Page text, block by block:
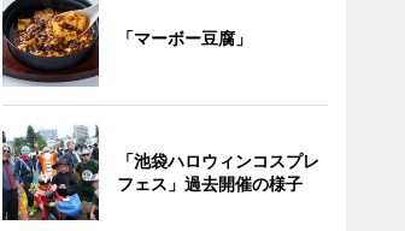
「マーボー豆腐」
「池袋ハロウィンコスプレ
フェス」過去開催の様子